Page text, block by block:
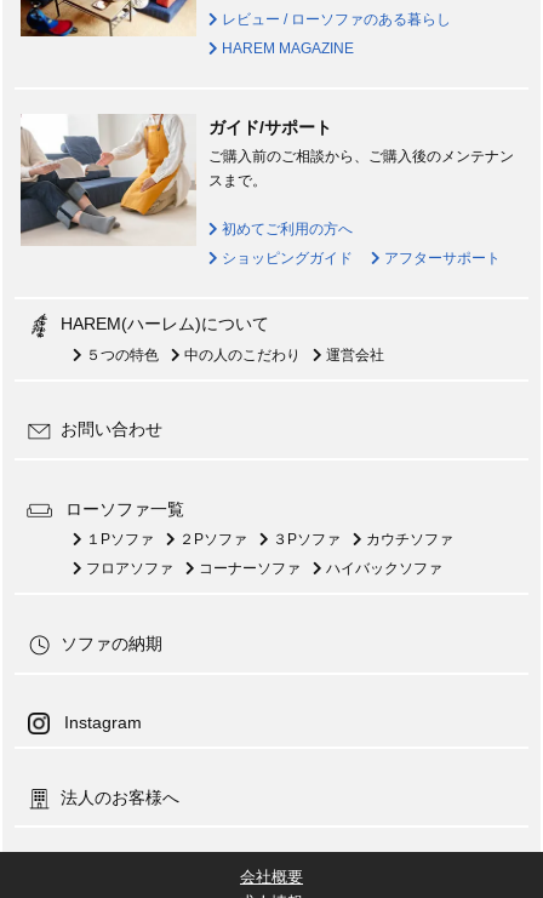
レビュー / ローソファのある暮らし
HAREM MAGAZINE
ガイド/サポート
ご購入前のご相談から、ご購入後のメンテナン
スまで。
初めてご利用の方へ
ショッピングガイド
アフターサポート
HAREM(ハーレム)について
５つの特色 中の人のこだわり 運営会社
お問い合わせ
ローソファ一覧
１Pソファ ２Pソファ ３Pソファ
カウチソファ
フロアソファ
コーナーソファ ハイバックソファ
ソファの納期
Instagram
法人のお客様へ
会社概要